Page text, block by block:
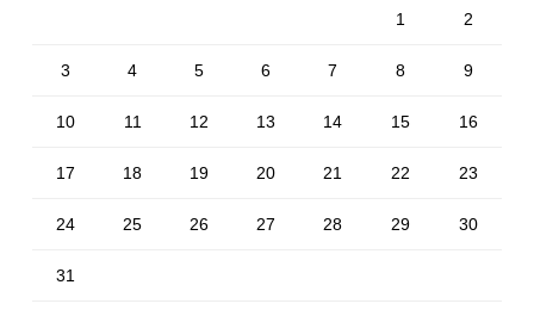
1 2
3 4 5 6 7 8 9
10 11 12 13 14 15 16
17 18 19 20 21 22 23
24 25 26 27 28 29 30
31